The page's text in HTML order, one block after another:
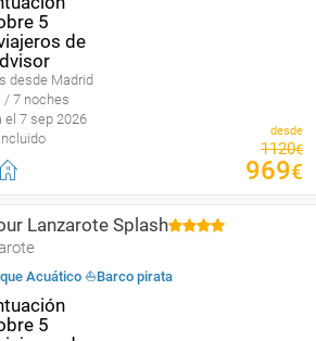
desde Madrid
/ 7 noches
el 7 sep 2026
desde
1120€
969€
Lanzarote Splash
Acuático ⛵️Barco pirata